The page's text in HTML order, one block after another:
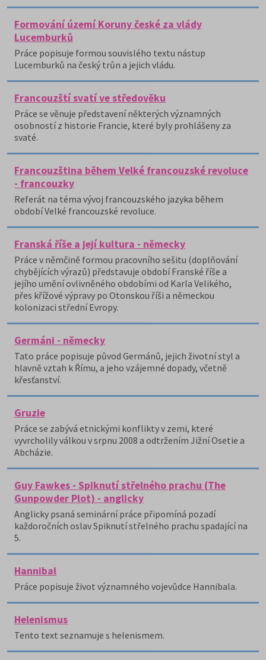
Formování území Koruny české za vlády
Lucemburků
Práce popisuje formou souvislého textu nástup
Lucemburků na český trůn a jejich vládu.
Francouzští svatí ve středověku
Práce se věnuje představení některých významných
osobností z historie Francie, které byly prohlášeny za
svaté.
Francouzština během Velké francouzské revoluce
- francouzky
Referát na téma vývoj francouzského jazyka během
období Velké francouzské revoluce.
Franská říše a její kultura - německy
Práce v němčině formou pracovního sešitu (doplňování
chybějících výrazů) představuje období Franské říše a
jejího umění ovlivněného obdobími od Karla Velikého,
přes křížové výpravy po Otonskou říši a německou
kolonizaci střední Evropy.
Germáni - německy
Tato práce popisuje původ Germánů, jejich životní styl a
hlavně vztah k Římu, a jeho vzájemné dopady, včetně
křesťanství.
Gruzie
Práce se zabývá etnickými konflikty v zemi, které
vyvrcholily válkou v srpnu 2008 a odtržením Jižní Osetie a
Abcházie.
Guy Fawkes - Spiknutí střelného prachu (The
Gunpowder Plot) - anglicky
Anglicky psaná seminární práce připomíná pozadí
každoročních oslav Spiknutí střelného prachu spadající na
5.
Hannibal
Práce popisuje život významného vojevůdce Hannibala.
Helenismus
Tento text seznamuje s helenismem.